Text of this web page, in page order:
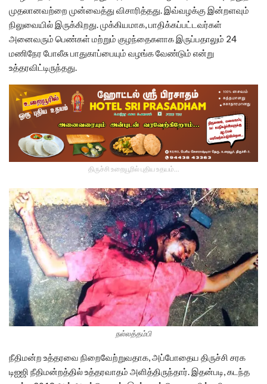
முதலானவற்றை முன்வைத்து விசாரித்தது. இவ்வழக்கு இன்றளவும்
நிலுவையில் இருக்கிறது. முக்கியமாக, பாதிக்கப்பட்டவர்கள்
அனைவரும் பெண்கள் மற்றும் குழந்தைகளாக இருப்பதாலும் 24
மணிநேர போலீசு பாதுகாப்பையும் வழங்க வேண்டும் என்று
உத்தரவிட்டிருந்தது.
திருச்சி உறையூரில் புதிய உதயம்...
நல்லத்தம்பி
நீதிமன்ற உத்தரவை நிறைவேற்றுவதாக, அப்போதைய திருச்சி சரக
டிஐஜி நீதிமன்றத்தில் உத்தரவாதம் அளித்திருந்தார். இதன்படி, கடந்த